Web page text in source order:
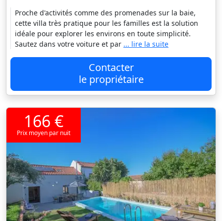
Proche d'activités comme des promenades sur la baie,
cette villa très pratique pour les familles est la solution
idéale pour explorer les environs en toute simplicité.
Sautez dans votre voiture et par ... lire la suite
Contacter
le propriétaire
166 €
Prix moyen par nuit